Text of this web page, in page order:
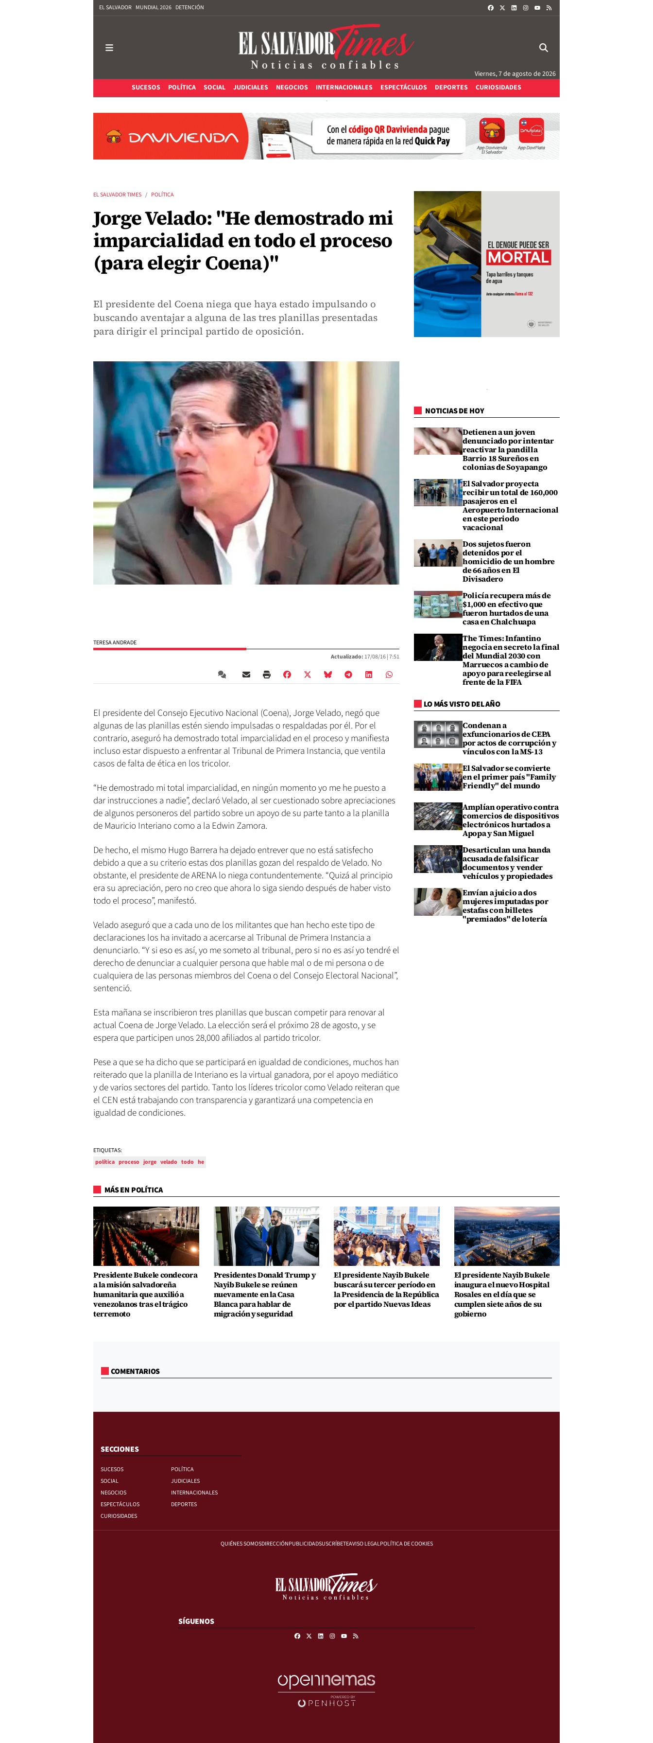
EL SALVADOR MUNDIAL 2026 DETENCIÓN FACEBOOKLINKEDININSTAGRAM
Viernes, 7 de agosto de 2026
SUCESOS
POLÍTICA SOCIAL JUDICIALES NEGOCIOS INTERNACIONALES ESPECTÁCULOS DEPORTES CURIOSIDADES
EL SALVADOR TIMES POLÍTICA
Jorge Velado: "He demostrado mi
imparcialidad en todo el proceso
(para elegir Coena)"
El presidente del Coena niega que haya estado impulsando o
buscando aventajar a alguna de las tres planillas presentadas
para dirigir el principal partido de oposición.
TERESA ANDRADE
Actualizado: 17/08/16 |7:51
El presidente del Consejo Ejecutivo Nacional (Coena), Jorge Velado, negó que
algunas de las planillas estén siendo impulsadas o respaldadas por él. Por el
contrario, aseguró ha demostrado total imparcialidad en el proceso y manifiesta
incluso estar dispuesto a enfrentar al Tribunal de Primera Instancia, que ventila
casos de falta de ética en los tricolor.
“He demostrado mi total imparcialidad, en ningún momento yo me he puesto a
dar instrucciones a nadie”, declaró Velado, al ser cuestionado sobre apreciaciones
de algunos personeros del partido sobre un apoyo de su parte tanto a la planilla
de Mauricio Interiano como a la Edwin Zamora.
De hecho, el mismo Hugo Barrera ha dejado entrever que no está satisfecho
debido a que a su criterio estas dos planillas gozan del respaldo de Velado. No
obstante, el presidente de ARENA lo niega contundentemente. “Quizá al principio
era su apreciación, pero no creo que ahora lo siga siendo después de haber visto
todo el proceso”, manifestó.
Velado aseguró que a cada uno de los militantes que han hecho este tipo de
declaraciones los ha invitado a acercarse al Tribunal de Primera Instancia a
denunciarlo. “Y si eso es así, yo me someto al tribunal, pero si no es así yo tendré el
derecho de denunciar a cualquier persona que hable mal o de mi persona o de
cualquiera de las personas miembros del Coena o del Consejo Electoral Nacional”,
sentenció.
Esta mañana se inscribieron tres planillas que buscan competir para renovar al
actual Coena de Jorge Velado. La elección será el próximo 28 de agosto, y se
espera que participen unos 28,000 afiliados al partido tricolor.
Pese a que se ha dicho que se participará en igualdad de condiciones, muchos han
reiterado que la planilla de Interiano es la virtual ganadora, por el apoyo mediático
y de varios sectores del partido. Tanto los líderes tricolor como Velado reiteran que
el CEN está trabajando con transparencia y garantizará una competencia en
igualdad de condiciones.
ETIQUETAS:
política proceso jorge velado todo he
NOTICIAS DE HOY
Detienen a un joven
denunciado por intentar
reactivar la pandilla
Barrio 18 Sureños en
colonias de Soyapango
El Salvador proyecta
recibir un total de 160,000
pasajeros en el
Aeropuerto Internacional
en este periodo
vacacional
Dos sujetos fueron
detenidos por el
homicidio de un hombre
de 66 años en El
Divisadero
Policía recupera más de
$1,000 en efectivo que
fueron hurtados de una
casa en Chalchuapa
The Times: Infantino
negocia en secreto la final
del Mundial 2030 con
Marruecos a cambio de
apoyo para reelegirse al
frente de la FIFA
LO MÁS VISTO DEL AÑO
Condenan a
exfuncionarios de CEPA
por actos de corrupción y
vínculos con la MS-13
El Salvador se convierte
en el primer país "Family
Friendly" del mundo
Amplían operativo contra
comercios de dispositivos
electrónicos hurtados a
Apopa y San Miguel
Desarticulan una banda
acusada de falsificar
documentos y vender
vehículos y propiedades
Envían a juicio a dos
mujeres imputadas por
estafas con billetes
"premiados" de lotería
MÁS EN POLÍTICA
Presidente Bukele condecora
a la misión salvadoreña
humanitaria que auxilió a
venezolanos tras el trágico
terremoto
Presidentes Donald Trump y
Nayib Bukele se reúnen
nuevamente en la Casa
Blanca para hablar de
migración y seguridad
El presidente Nayib Bukele
buscará su tercer período en
la Presidencia de la República
por el partido Nuevas Ideas
El presidente Nayib Bukele
inaugura el nuevo Hospital
Rosales en el día que se
cumplen siete años de su
gobierno
COMENTARIOS
SECCIONES
SUCESOS
POLÍTICA
SOCIAL
JUDICIALES
NEGOCIOS
INTERNACIONALES
ESPECTÁCULOS
DEPORTES
CURIOSIDADES
QUIÉNES SOMOSDIRECCIÓNPUBLICIDADSUSCRÍBETEAVISO LEGALPOLÍTICA DE COOKIES
SÍGUENOS
FacebookLinkedinInstagram